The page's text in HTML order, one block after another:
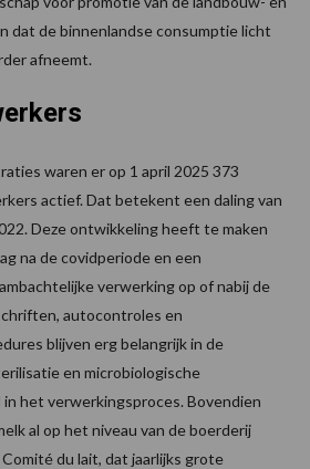
dat de binnenlandse consumptie licht
afneemt.
waren er op 1 april 2025 373
actief. Dat betekent een daling van
Deze ontwikkeling heeft te maken
na de covidperiode en een
verwerking op of nabij de
autocontroles en
blijven erg belangrijk in de
en microbiologische
het verwerkingsproces. Bovendien
al op het niveau van de boerderij
du lait, dat jaarlijks grote